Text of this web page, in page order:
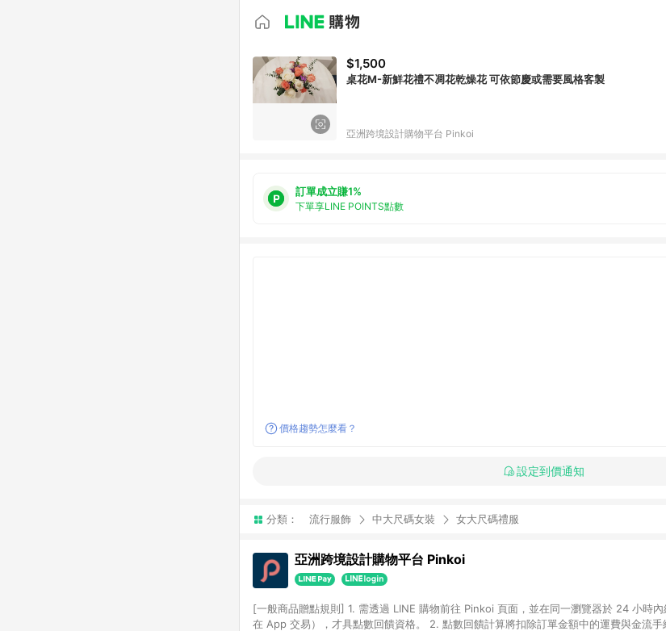
$1,500
桌花M-新鮮花禮不凋花乾燥花 可依節慶或需要風格客製
亞洲跨境設計購物平台 Pinkoi
訂單成立賺1%
下單享LINE POINTS點數
價格趨勢怎麼看？
設定到價通知
分類： 流行服飾 中大尺碼女裝 女大尺碼禮服
亞洲跨境設計購物平台 Pinkoi
[一般商品贈點規則] 1. 需透過 LINE 購物前往 Pinkoi 頁面，並在同一瀏覽器於 24 小時
在 App 交易），才具點數回饋資格。 2. 點數回饋計算將扣除訂單金額中的運費與金流